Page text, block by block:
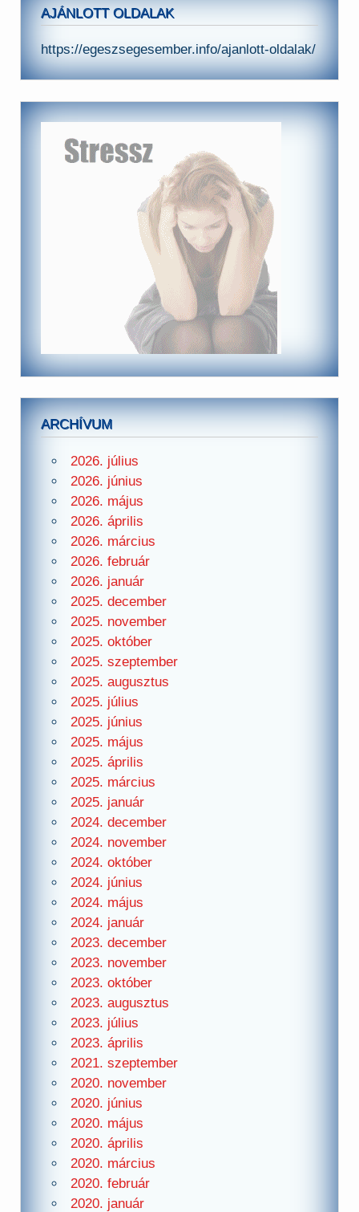
AJÁNLOTT OLDALAK
https://egeszsegesember.info/ajanlott-oldalak/
ARCHÍVUM
2026. július
2026. június
2026. május
2026. április
2026. március
2026. február
2026. január
2025. december
2025. november
2025. október
2025. szeptember
2025. augusztus
2025. július
2025. június
2025. május
2025. április
2025. március
2025. január
2024. december
2024. november
2024. október
2024. június
2024. május
2024. január
2023. december
2023. november
2023. október
2023. augusztus
2023. július
2023. április
2021. szeptember
2020. november
2020. június
2020. május
2020. április
2020. március
2020. február
2020. január